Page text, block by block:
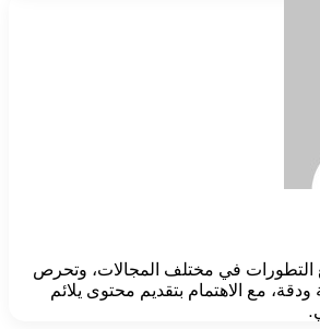
التطورات في مختلف المجالات، وتحرص
مع الاهتمام بتقديم محتوى يلائم